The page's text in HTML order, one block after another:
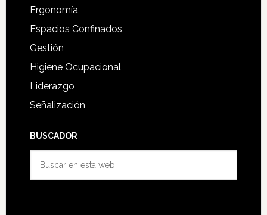
Ergonomía
Espacios Confinados
Gestión
Higiene Ocupacional
Liderazgo
Señalización
BUSCADOR
web